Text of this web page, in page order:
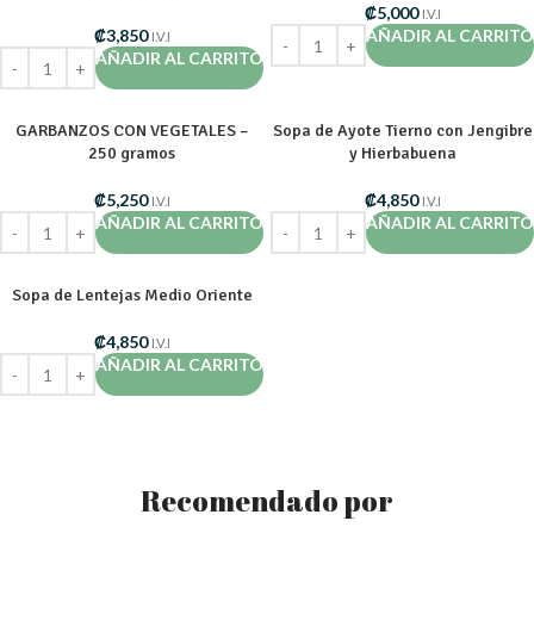
₡3,850 I.V.I
AÑADIR AL CARRITO
₡5,000 I.V.I
AÑADIR AL CARRITO
GARBANZOS CON VEGETALES –
250 gramos
₡5,250 I.V.I
AÑADIR AL CARRITO
Sopa de Ayote Tierno con Jengibre
y Hierbabuena
₡4,850 I.V.I
AÑADIR AL CARRITO
Sopa de Lentejas Medio Oriente
₡4,850 I.V.I
AÑADIR AL CARRITO
Recomendado por